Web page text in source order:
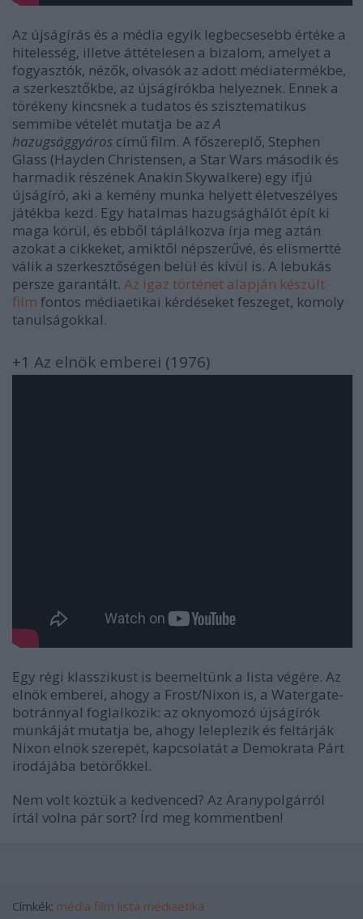
Az újságírás és a média egyik legbecsesebb értéke a
hitelesség, illetve áttételesen a bizalom, amelyet a
fogyasztók, nézők, olvasók az adott médiatermékbe,
a szerkesztőkbe, az újságírókba helyeznek. Ennek a
törékeny kincsnek a tudatos és szisztematikus
semmibe vételét mutatja be azA
hazugsággyáros című film. A főszereplő, Stephen
Glass (Hayden Christensen, a Star Wars második és
harmadik részének Anakin Skywalkere) egy ifjú
újságíró, aki a kemény munka helyett életveszélyes
játékba kezd. Egy hatalmas hazugsághálót épít ki
maga körül, és ebből táplálkozva írja meg aztán
azokat a cikkeket, amiktől népszerűvé, és elismertté
válik a szerkesztőségen belül és kívül is. A lebukás
persze garantált. Az igaz történet alapján készült
film fontos médiaetikai kérdéseket feszeget, komoly
tanulságokkal.
+1 Az elnök emberei (1976)
Egy régi klasszikust is beemeltünk a lista végére. Az
elnök emberei, ahogy a Frost/Nixon is, a Watergate-
botránnyal foglalkozik: az oknyomozó újságírók
munkáját mutatja be, ahogy leleplezik és feltárják
Nixon elnök szerepét, kapcsolatát a Demokrata Párt
irodájába betörőkkel.
Nem volt köztük a kedvenced? Az Aranypolgárról
írtál volna pár sort? Írd meg kommentben!
Címkék: média film lista médiaetika